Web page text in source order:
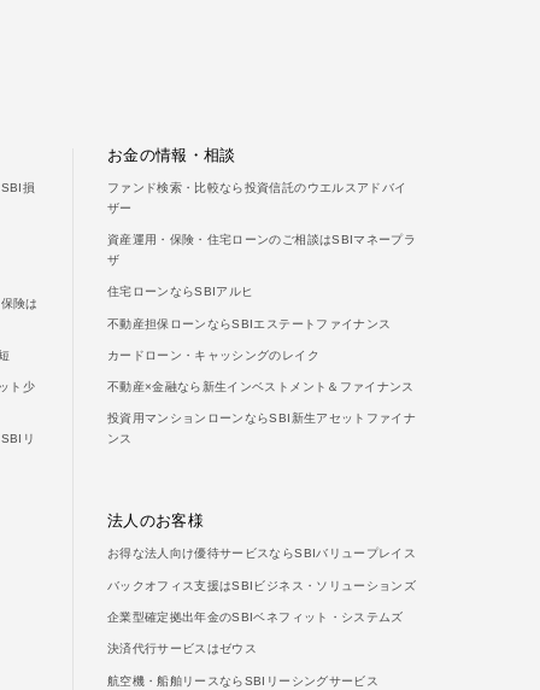
損
険は
ト少
リ
お金の情報・相談
ファンド検索・比較なら投資信託のウエルスアドバイ
ザー
資産運用・保険・住宅ローンのご相談はSBIマネープラ
ザ
住宅ローンならSBIアルヒ
不動産担保ローンならSBIエステートファイナンス
カードローン・キャッシングのレイク
不動産×金融なら新生インベストメント＆ファイナンス
投資用マンションローンならSBI新生アセットファイナ
ンス
法人のお客様
お得な法人向け優待サービスならSBIバリュープレイス
バックオフィス支援はSBIビジネス・ソリューションズ
企業型確定拠出年金のSBIベネフィット・システムズ
決済代行サービスはゼウス
航空機・船舶リースならSBIリーシングサービス